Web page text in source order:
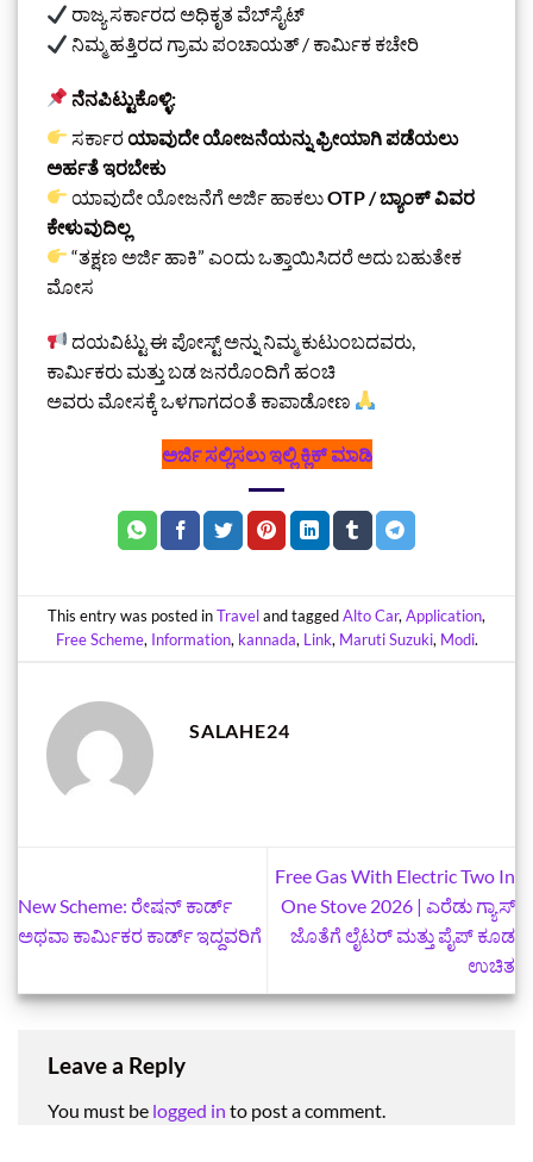
ರಾಜ್ಯ ಸರ್ಕಾರದ ಅಧಿಕೃತ ವೆಬ್‌ಸೈಟ್
ನಿಮ್ಮ ಹತ್ತಿರದ ಗ್ರಾಮ ಪಂಚಾಯತ್ / ಕಾರ್ಮಿಕ ಕಚೇರಿ
ನೆನಪಿಟ್ಟುಕೊಳ್ಳಿ:
ಸರ್ಕಾರಯಾವುದೇ ಯೋಜನೆಯನ್ನು ಫ್ರೀಯಾಗಿ ಪಡೆಯಲು
ಅರ್ಹತೆ ಇರಬೇಕು
ಯಾವುದೇ ಯೋಜನೆಗೆ ಅರ್ಜಿ ಹಾಕಲುOTP / ಬ್ಯಾಂಕ್ ವಿವರ
ಕೇಳುವುದಿಲ್ಲ
“ತಕ್ಷಣ ಅರ್ಜಿ ಹಾಕಿ” ಎಂದು ಒತ್ತಾಯಿಸಿದರೆ ಅದು ಬಹುತೇಕ
ಮೋಸ
ದಯವಿಟ್ಟು ಈ ಪೋಸ್ಟ್ ಅನ್ನು ನಿಮ್ಮ ಕುಟುಂಬದವರು,
ಕಾರ್ಮಿಕರು ಮತ್ತು ಬಡ ಜನರೊಂದಿಗೆ ಹಂಚಿ
ಅವರು ಮೋಸಕ್ಕೆ ಒಳಗಾಗದಂತೆ ಕಾಪಾಡೋಣ
ಅರ್ಜಿ ಸಲ್ಲಿಸಲು ಇಲ್ಲಿ ಕ್ಲಿಕ್‌ ಮಾಡಿ
This entry was posted inTraveland taggedAlto Car, Application,
Free Scheme, Information, kannada, Link, Maruti Suzuki, Modi.
SALAHE24
New Scheme: ರೇಷನ್ ಕಾರ್ಡ್
ಅಥವಾ ಕಾರ್ಮಿಕರ ಕಾರ್ಡ್‌ ಇದ್ದವರಿಗೆ
Free Gas With Electric Two In
One Stove 2026 | ಎರೆಡು ಗ್ಯಾಸ್
ಜೊತೆಗೆ ಲೈಟರ್‌ ಮತ್ತು ಪೈಪ್‌ ಕೂಡ
ಉಚಿತ
Leave a Reply
You must be logged in to post a comment.